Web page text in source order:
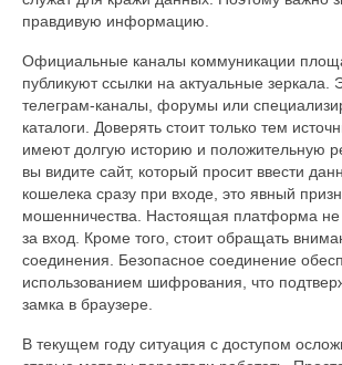
правдивую информацию.
Официальные каналы коммуникации
публикуют ссылки на актуальные зеркала.
телеграм-каналы, форумы или
каталоги. Доверять стоит только тем
имеют долгую историю и положительную
вы видите сайт, который просит ввести
кошелека сразу при входе, это явный
мошенничества. Настоящая платформа не
за вход. Кроме того, стоит обращать
соединения. Безопасное соединение
использованием шифрования, что
замка в браузере.
В текущем году ситуация с доступом